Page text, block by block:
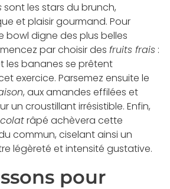
sont les stars du brunch,
et plaisir gourmand. Pour
bowl digne des plus belles
par choisir des fruits frais :
les bananes se prêtent
exercice. Parsemez ensuite le
, aux amandes effilées et
un croustillant irrésistible. Enfin,
râpé achèvera cette
commun, ciselant ainsi un
légèreté et intensité gustative.
pour